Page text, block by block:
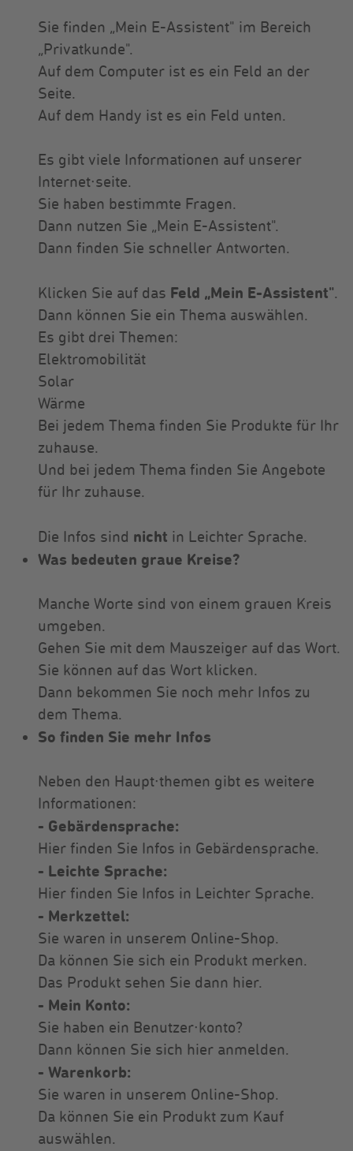
Sie finden „Mein E-Assistent" im Bereich
„Privatkunde".
Auf dem Computer ist es ein Feld an der
Seite.
Auf dem Handy ist es ein Feld unten.
Es gibt viele Informationen auf unserer
Internet∙seite.
Sie haben bestimmte Fragen.
Dann nutzen Sie „Mein E-Assistent".
Dann finden Sie schneller Antworten.
Klicken Sie auf das Feld „Mein E-Assistent".
Dann können Sie ein Thema auswählen.
Es gibt drei Themen:
Elektromobilität
Solar
Wärme
Bei jedem Thema finden Sie Produkte für Ihr
zuhause.
Und bei jedem Thema finden Sie Angebote
für Ihr zuhause.
Die Infos sind nicht in Leichter Sprache.
Was bedeuten graue Kreise?
Manche Worte sind von einem grauen Kreis
umgeben.
Gehen Sie mit dem Mauszeiger auf das Wort.
Sie können auf das Wort klicken.
Dann bekommen Sie noch mehr Infos zu
dem Thema.
So finden Sie mehr Infos
Neben den Haupt∙themen gibt es weitere
Informationen:
- Gebärdensprache:
Hier finden Sie Infos in Gebärdensprache.
- Leichte Sprache:
Hier finden Sie Infos in Leichter Sprache.
- Merkzettel:
Sie waren in unserem Online-Shop.
Da können Sie sich ein Produkt merken.
Das Produkt sehen Sie dann hier.
- Mein Konto:
Sie haben ein Benutzer∙konto?
Dann können Sie sich hier anmelden.
- Warenkorb:
Sie waren in unserem Online-Shop.
Da können Sie ein Produkt zum Kauf
auswählen.